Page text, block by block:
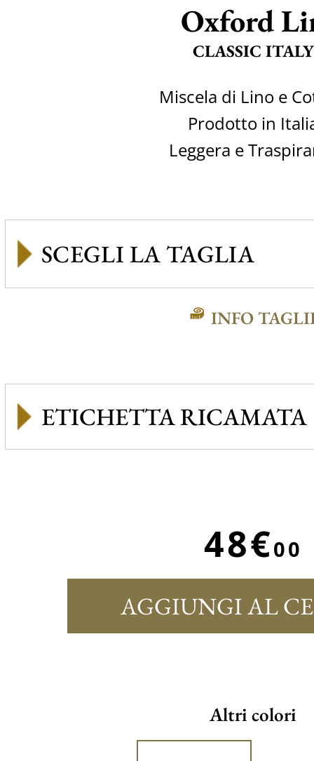
Oxford
CLASSIC ITALY
Miscela di Lino e
Prodotto in
Leggera e
INFO
ETICHETTA RICAMATA
48€00
AGGIUNGI AL
Altri colori